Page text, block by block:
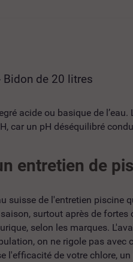
de 20 litres
acide ou basique de
car un pH déséquilibré
entretien de
suisse de l'entretien
surtout après de
selon les marques.
on ne rigole pas
l'efficacité de votre chlore,